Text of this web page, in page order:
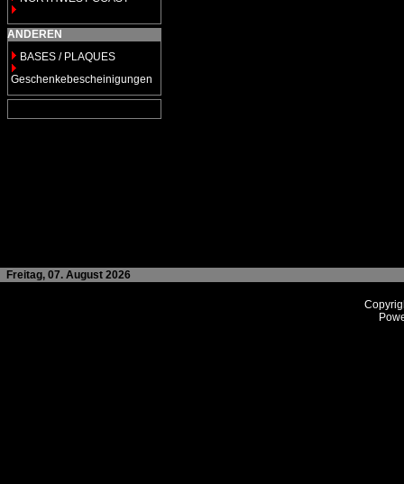
ANDEREN
BASES / PLAQUES
Geschenkebescheinigungen
Freitag, 07. August 2026